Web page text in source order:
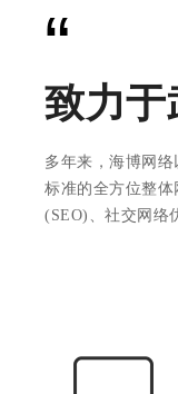
“
致力于
多年来，海博网
标准的全方位整
(SEO)、社交网络